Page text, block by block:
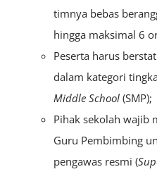
timnya bebas
hingga maksimal 6
Peserta harus
dalam kategori
Middle School (SMP);
Pihak sekolah wajib
Guru Pembimbing
pengawas resmi (S